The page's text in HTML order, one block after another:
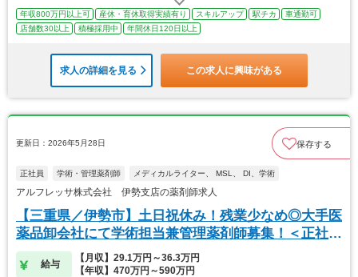
年収800万円以上可 産休・育休取得実績有り スキルアップ 駅チカ
車通勤可
店舗数30以上
積極採用中 年間休日120日以上
求人の詳細を見る この求人に興味がある
更新日：2026年5月28日 保存する
正社員 学術・管理薬剤師 メディカルライター、 MSL、 DI、学術
アルフレッサ株式会社 伊勢支店の薬剤師求人
【三重県／伊勢市】土日祝休み！残業少なめ◎大手医
薬品卸会社にて学術担当兼管理薬剤師募集！＜正社員
＞
給与
【月収】29.1万円～36.3万円
【年収】470万円～590万円